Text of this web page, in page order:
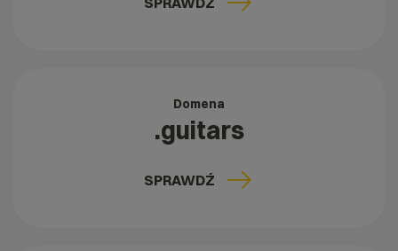
Domena
.guitars
SPRAWDŹ